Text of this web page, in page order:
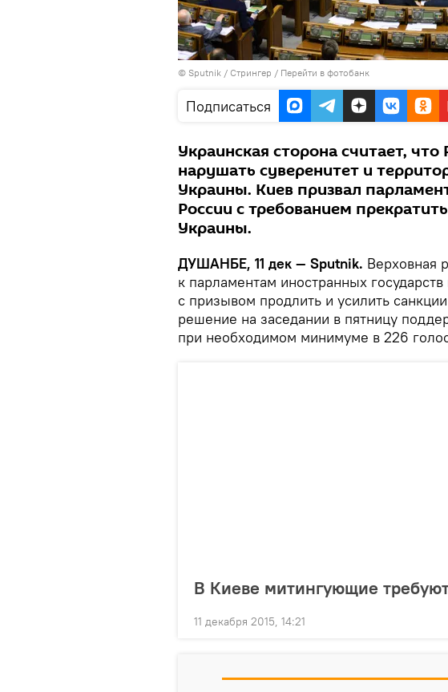
© Sputnik / Стрингер / Перейти в фотобанк
Подписаться
Украинская сторона считает,
нарушать суверенитет и
Украины. Киев призвал
России с требованием
Украины.
ДУШАНБЕ, 11 дек — Sputnik. Верховная
к парламентам иностранных
с призывом продлить и усилить
решение на заседании в пятницу
при необходимом минимуме в 226
В Киеве митингующие
11 декабря 2015, 14:21